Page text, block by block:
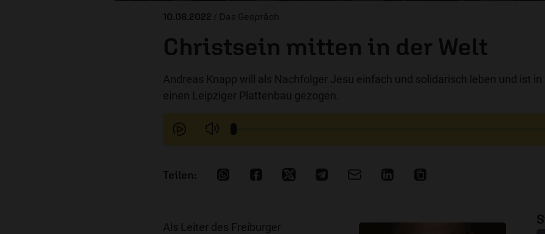
10.08.2022 / Das Gespräch
Christsein mitten in der Welt
Andreas Knapp will als Nachfolger Jesu einfach und solidarisch leben und ist in
einen Leipziger Plattenbau gezogen.
Als Leiter des Freiburger